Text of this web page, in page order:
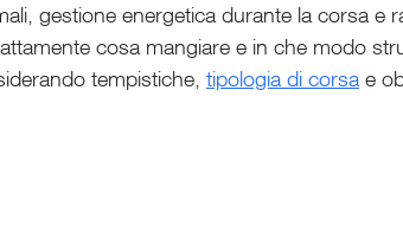
gestione energetica durante la corsa e
cosa mangiare e in che modo
tempistiche, tipologia di corsa e